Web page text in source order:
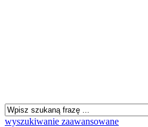
wyszukiwanie zaawansowane